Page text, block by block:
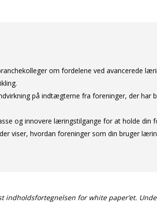
om fordelene ved avancerede
på indtægterne fra foreninger, der
og innovere læringstilgange for at holde din
viser, hvordan foreninger som din bruger
indholdsfortegnelsen for white paper’et.